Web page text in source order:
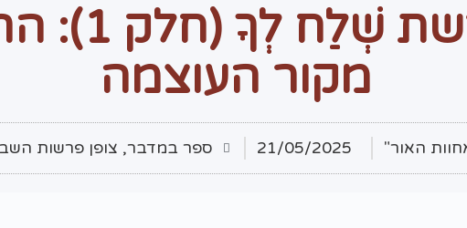
צופן פרשת
מקור העוצמה
האור" 21/05/2025 ספר במדבר, צופן פרשות